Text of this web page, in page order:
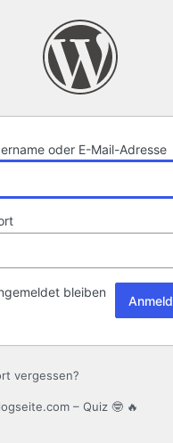
oder E-Mail-Adresse
bleiben
vergessen?
– Quiz 🤓 🔥